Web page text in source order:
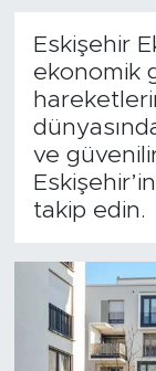
Eskişehir
ekonomik
ve
takip edin.